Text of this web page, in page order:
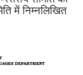
में निम्नलिखित